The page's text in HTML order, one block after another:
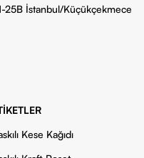
25B İstanbul/Küçükçekmece
Kese Kağıdı